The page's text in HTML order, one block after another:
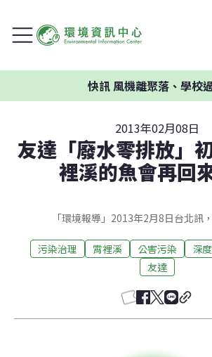
快訊風機離聚落、學校過近
2013年02月08日
友達「廢水零排放」
裡溪的魚會再回
「環境報導」2013年2月8日台北訊
污染治理 霄裡溪 公害污染 深
友達